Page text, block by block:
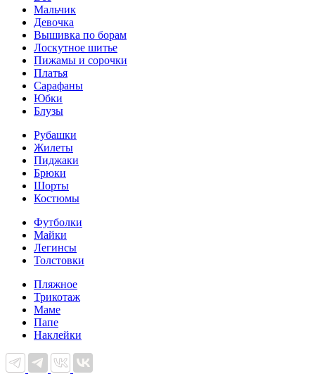
Мальчик
Девочка
Вышивка по борам
Лоскутное шитье
Пижамы и сорочки
Платья
Сарафаны
Юбки
Блузы
Рубашки
Жилеты
Пиджаки
Брюки
Шорты
Костюмы
Футболки
Майки
Легинсы
Толстовки
Пляжное
Трикотаж
Маме
Папе
Наклейки